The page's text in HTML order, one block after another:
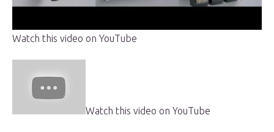
Watch this video on YouTube
Watch this video on YouTube